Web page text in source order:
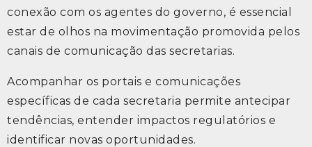
conexão com os agentes do governo, é essencial
estar de olhos na movimentação promovida pelos
canais de comunicação das secretarias.
Acompanhar os portais e comunicações
específicas de cada secretaria permite antecipar
tendências, entender impactos regulatórios e
identificar novas oportunidades.